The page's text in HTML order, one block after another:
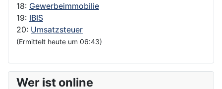
18: Gewerbeimmobilie
19: IBIS
20: Umsatzsteuer
(Ermittelt heute um 06:43)
Wer ist online